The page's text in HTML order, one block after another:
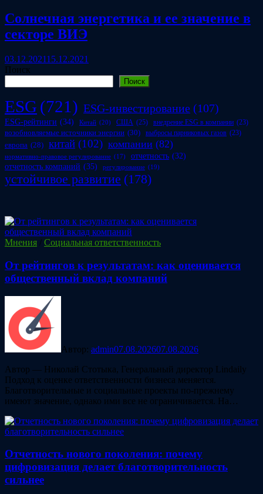
Солнечная энергетика и ее значение в
секторе ВИЭ
03.12.202115.12.2021
Поиск
Поиск
ESG (721) ESG-инвестирование (107)
ESG-рейтинги (34) Китай (20) США (25) внедрение ESG в компании (23)
возобновляемые источники энергии (30) выбросы парниковых газов (23)
европа (28) китай (102) компании (82)
нормативно-правовое регулирование (17) отчетность (32)
отчетность компаний (35) регулирование (19)
устойчивое развитие (178)
Мнения / Социальная ответственность
От рейтингов к результатам: как оценивается
общественный вклад компаний
Автор: admin07.08.202607.08.2026
Автор — Николай Стотыка, Генеральный директор Lindaily
Подход к оценке ответственности бизнеса меняется.
Благотворительные и социальные проекты по-прежнему
имеют значение, однако ими все не ограничивается. На…
Отчетность нового поколения: почему
цифровизация делает благотворительность
сильнее